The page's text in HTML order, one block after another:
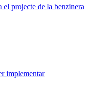
el projecte de la benzinera
implementar